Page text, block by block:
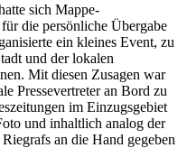
sich Mappe-
die persönliche Übergabe
ein kleines Event, zu
und der lokalen
Mit diesen Zusagen war
Pressevertreter an Bord zu
im Einzugsgebiet
und inhaltlich analog der
an die Hand gegeben